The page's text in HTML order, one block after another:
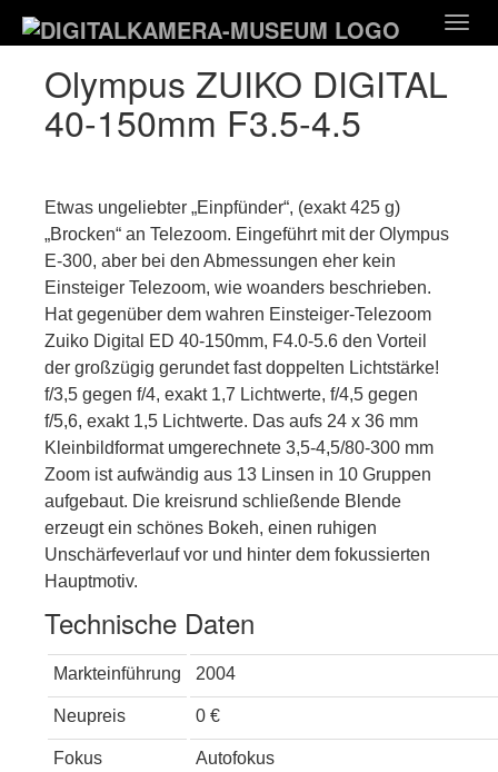
Hauptinhalt
Olympus ZUIKO DIGITAL
40-150mm F3.5-4.5
Etwas ungeliebter „Einpfünder“, (exakt 425 g)
„Brocken“ an Telezoom. Eingeführt mit der Olympus
E-300, aber bei den Abmessungen eher kein
Einsteiger Telezoom, wie woanders beschrieben.
Hat gegenüber dem wahren Einsteiger-Telezoom
Zuiko Digital ED 40-150mm, F4.0-5.6 den Vorteil
der großzügig gerundet fast doppelten Lichtstärke!
f/3,5 gegen f/4, exakt 1,7 Lichtwerte, f/4,5 gegen
f/5,6, exakt 1,5 Lichtwerte. Das aufs 24 x 36 mm
Kleinbildformat umgerechnete 3,5-4,5/80-300 mm
Zoom ist aufwändig aus 13 Linsen in 10 Gruppen
aufgebaut. Die kreisrund schließende Blende
erzeugt ein schönes Bokeh, einen ruhigen
Unschärfeverlauf vor und hinter dem fokussierten
Hauptmotiv.
Technische Daten
Markteinführung 2004
Neupreis 0 €
Fokus Autofokus